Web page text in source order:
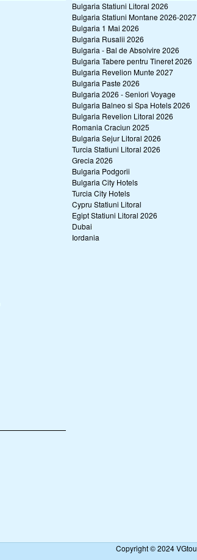
Bulgaria Statiuni Litoral 2026
Bulgaria Statiuni Montane 2026-2027
Bulgaria 1 Mai 2026
Bulgaria Rusalii 2026
Bulgaria - Bal de Absolvire 2026
Bulgaria Tabere pentru Tineret 2026
Bulgaria Revelion Munte 2027
Bulgaria Paste 2026
Bulgaria 2026 - Seniori Voyage
Bulgaria Balneo si Spa Hotels 2026
Bulgaria Revelion Litoral 2026
Romania Craciun 2025
Bulgaria Sejur Litoral 2026
Turcia Statiuni Litoral 2026
Grecia 2026
Bulgaria Podgorii
Bulgaria City Hotels
Turcia City Hotels
Cypru Statiuni Litoral
Egipt Statiuni Litoral 2026
Dubai
Iordania
Copyright © 2024